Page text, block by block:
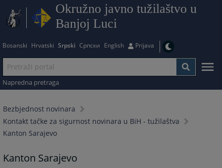
Okružno javno tužilaštvo u
Banjoj Luci
Bosanski Hrvatski Srpski Српски English Prijava
Napredna pretraga
Bezbjednost novinara
Kontakt tačke za sigurnost novinara u BiH - tužilaštva
Kanton Sarajevo
Kanton Sarajevo